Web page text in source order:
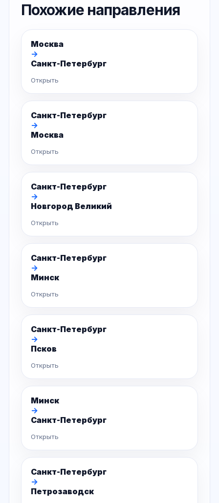
Похожие направления
Москва
→
Санкт-Петербург
Открыть
Санкт-Петербург
→
Москва
Открыть
Санкт-Петербург
→
Новгород Великий
Открыть
Санкт-Петербург
→
Минск
Открыть
Санкт-Петербург
→
Псков
Открыть
Минск
→
Санкт-Петербург
Открыть
Санкт-Петербург
→
Петрозаводск